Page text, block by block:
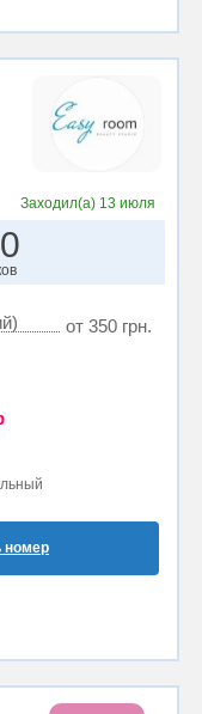
Заходил(а) 13 июля
от 350 грн.
номер